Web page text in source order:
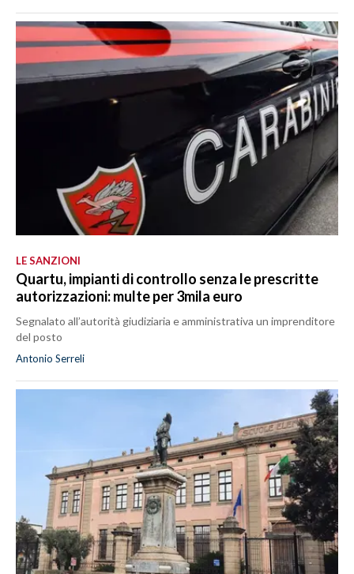
LE SANZIONI
Quartu, impianti di controllo senza le prescritte
autorizzazioni: multe per 3mila euro
Segnalato all’autorità giudiziaria e amministrativa un imprenditore
del posto
Antonio Serreli